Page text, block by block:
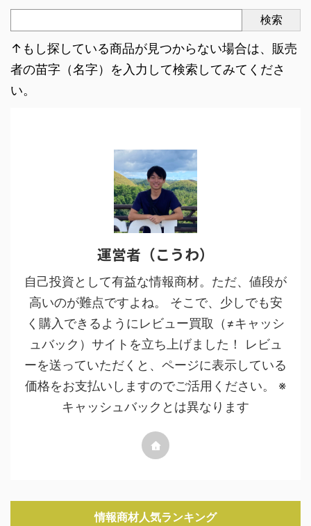
検索
↑もし探している商品が見つからない場合は、販売
者の苗字（名字）を入力して検索してみてくださ
い。
運営者（こうわ）
自己投資として有益な情報商材。ただ、値段が
高いのが難点ですよね。 そこで、少しでも安
く購入できるようにレビュー買取（≠キャッシ
ュバック）サイトを立ち上げました！ レビュ
ーを送っていただくと、ページに表示している
価格をお支払いしますのでご活用ください。 ※
キャッシュバックとは異なります
情報商材人気ランキング